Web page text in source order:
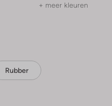
+ meer kleuren
Rubber